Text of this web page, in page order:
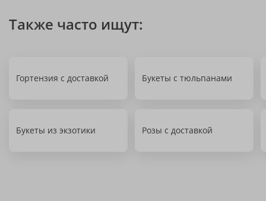
Также часто ищут:
Гортензия с доставкой Букеты с тюльпанами
Букеты из экзотики Розы с доставкой